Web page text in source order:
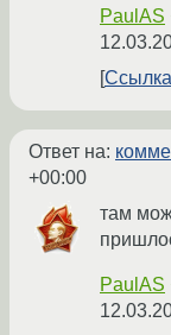
PaulAS
Ссылка
Ответ на:
+00:00
там
PaulAS